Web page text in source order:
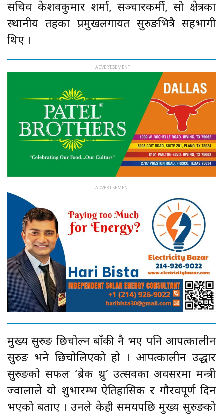
सचिव केशवकुमार शर्मा, सञ्चारकर्मी, सो क्षेत्रका
स्थानीय तहका प्रमुखलगायत सुरुङभित्रै सहभागी
थिए ।
मुख्य सुरुङ छिचोल्न बाँकी नै भए पनि आपत्कालीन
सुरुङ भने छिचोलिएको हो । आपत्कालीन उद्धार
सुरुङको सफल ‘ब्रेक थ्रु’ उत्सवका अवसरमा मन्त्री
ज्वालाले यो शुभारम्भ ऐतिहासिक र गौरवपूर्ण दिन
भएको बताए । उनले केही समयपछि मुख्य सुरुङको